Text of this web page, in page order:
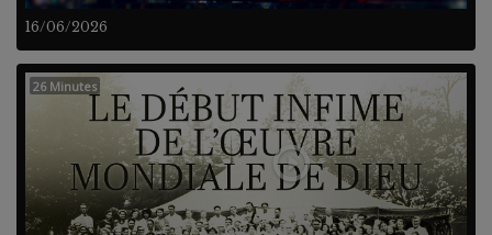
16/06/2026
26 Minutes